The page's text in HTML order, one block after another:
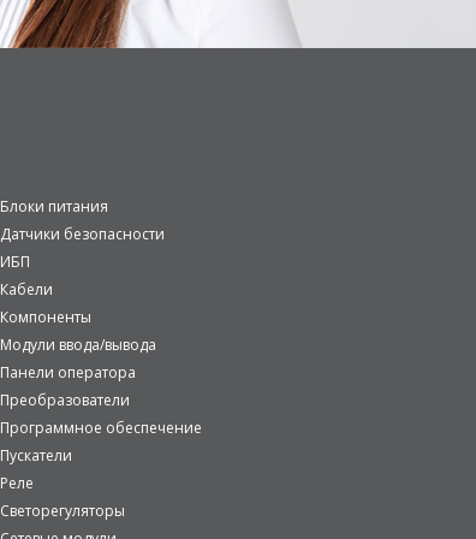
Блоки питания
Датчики безопасности
ИБП
Кабели
Компоненты
Модули ввода/вывода
Панели оператора
Преобразователи
Программное обеспечение
Пускатели
Реле
Светорегуляторы